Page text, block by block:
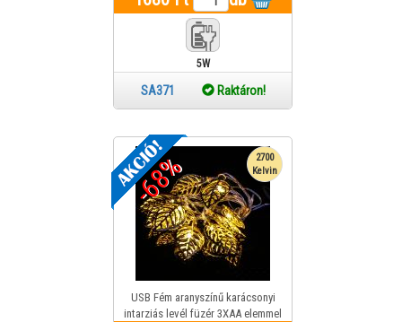
5W
SA371 Raktáron!
-68%
2700
Kelvin
USB Fém aranyszínű karácsonyi
intarziás levél füzér 3XAA elemmel